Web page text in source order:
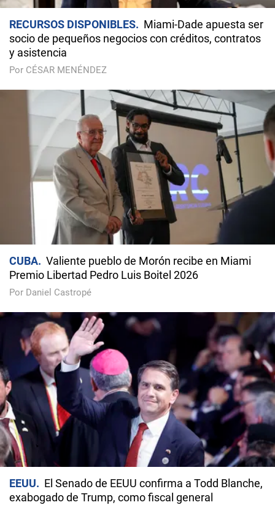
RECURSOS DISPONIBLES
Miami-Dade apuesta ser
socio de pequeños negocios con créditos, contratos
y asistencia
Por CÉSAR MENÉNDEZ
CUBA
Valiente pueblo de Morón recibe en Miami
Premio Libertad Pedro Luis Boitel 2026
Por Daniel Castropé
EEUU
El Senado de EEUU confirma a Todd Blanche,
exabogado de Trump, como fiscal general